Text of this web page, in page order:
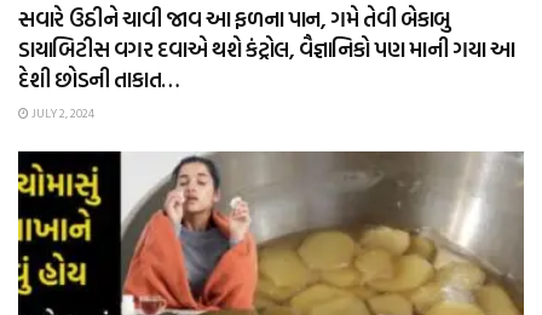
સવારે ઉઠીને ચાવી જાવ આ ફળના પાન, ગમે તેવી બેકાબુ
ડાયાબિટીસ વગર દવાએ થશે કંટ્રોલ, વૈજ્ઞાનિકો પણ માની ગયા આ
દેશી છોડની તાકાત…
JULY 2, 2024